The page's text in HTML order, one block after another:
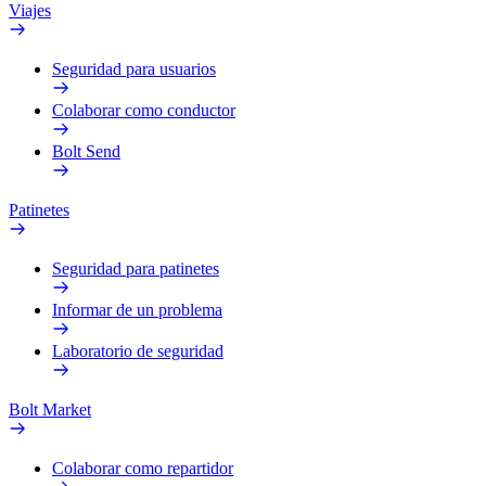
Viajes
Seguridad para usuarios
Colaborar como conductor
Bolt Send
Patinetes
Seguridad para patinetes
Informar de un problema
Laboratorio de seguridad
Bolt Market
Colaborar como repartidor